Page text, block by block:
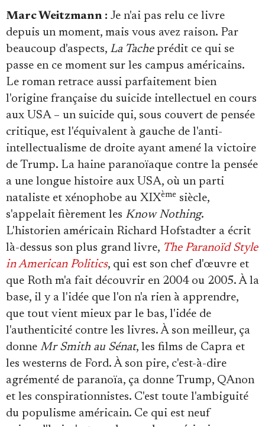
Marc Weitzmann : Je n'ai pas relu ce livre
depuis un moment, mais vous avez raison. Par
beaucoup d'aspects, La Tacheprédit ce qui se
passe en ce moment sur les campus américains.
Le roman retrace aussi parfaitement bien
l'origine française du suicide intellectuel en cours
aux USA – un suicide qui, sous couvert de pensée
critique, est l'équivalent à gauche de l'anti-
intellectualisme de droite ayant amené la victoire
de Trump. La haine paranoïaque contre la pensée
a une longue histoire aux USA, où un parti
nataliste et xénophobe au XIXème siècle,
s'appelait fièrement les Know Nothing.
L'historien américain Richard Hofstadter a écrit
là-dessus son plus grand livre, The Paranoïd Style
in American Politics, qui est son chef d'œuvre et
que Roth m'a fait découvrir en 2004 ou 2005. À la
base, il y a l'idée que l'on n'a rien à apprendre,
que tout vient mieux par le bas, l'idée de
l'authenticité contre les livres. À son meilleur, ça
donne Mr Smith au Sénat, les films de Capra et
les westerns de Ford. À son pire, c'est-à-dire
agrémenté de paranoïa, ça donne Trump, QAnon
et les conspirationnistes. C'est toute l'ambiguité
du populisme américain. Ce qui est neuf